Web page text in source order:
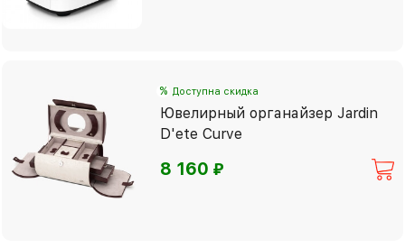
% Доступна скидка
Ювелирный органайзер Jardin
D'ete Curve
8 160⃏